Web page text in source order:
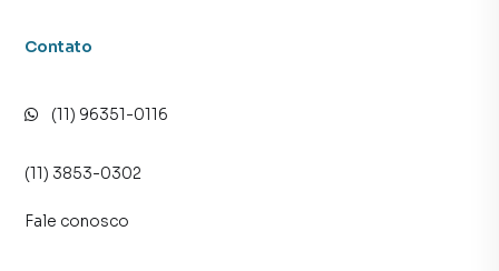
Contato
(11) 96351-0116
(11) 3853-0302
Fale conosco